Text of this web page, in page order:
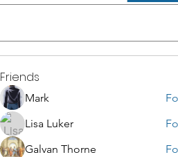
Friends
Mark
Lisa Luker
Galvan Thorne